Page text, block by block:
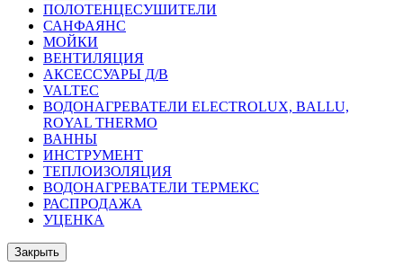
ПОЛОТЕНЦЕСУШИТЕЛИ
САНФАЯНС
МОЙКИ
ВЕНТИЛЯЦИЯ
АКСЕССУАРЫ Д/В
VALTEC
ВОДОНАГРЕВАТЕЛИ ELECTROLUX, BALLU,
ROYAL THERMO
ВАННЫ
ИНСТРУМЕНТ
ТЕПЛОИЗОЛЯЦИЯ
ВОДОНАГРЕВАТЕЛИ ТЕРМЕКС
РАСПРОДАЖА
УЦЕНКА
Закрыть